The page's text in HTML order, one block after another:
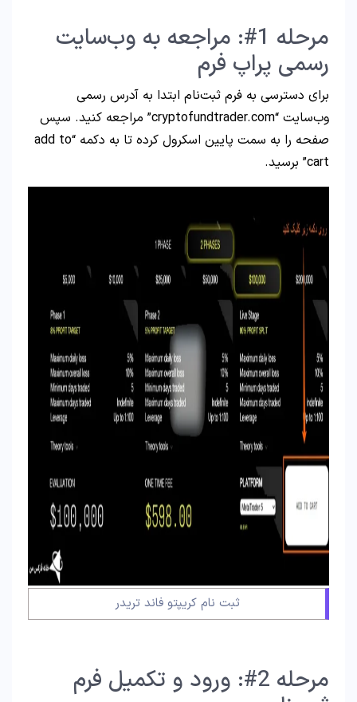
مرحله 1#: مراجعه به وب‌سایت
رسمی پراپ فرم
برای دسترسی به فرم ثبت‌نام ابتدا به آدرس رسمی
وب‌سایت “cryptofundtrader.com” مراجعه کنید. سپس
صفحه را به سمت پایین اسکرول کرده تا به دکمه “add to
cart” برسید.
ثبت نام کریپتو فاند تریدر
مرحله 2#: ورود و تکمیل فرم